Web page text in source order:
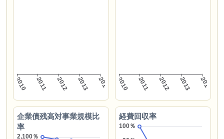
企業債残高対事業規模比
率
経費回収率